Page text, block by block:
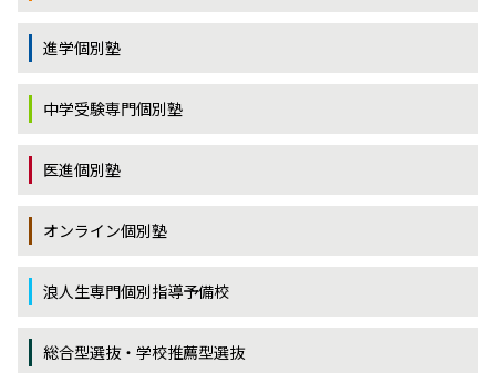
進学個別塾
中学受験専門個別塾
医進個別塾
オンライン個別塾
浪人生専門個別指導予備校
総合型選抜・学校推薦型選抜